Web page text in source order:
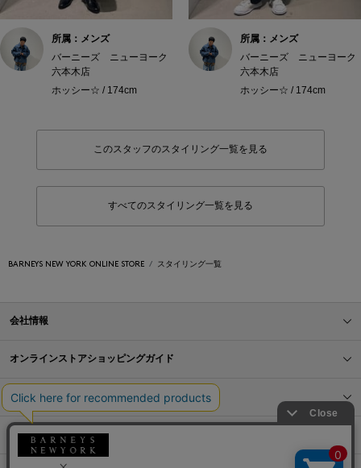
所属：メンズ
バーニーズ ニューヨーク
六本木店
ホッシー☆ / 174cm
所属：メンズ
バーニーズ ニューヨーク
六本木店
ホッシー☆ / 174cm
このスタッフのスタイリング一覧を見る
すべてのスタイリング一覧を見る
BARNEYS NEW YORK ONLINE STORE スタイリング一覧
会社情報
オンラインストアショッピングガイド
店舗情報
サービス